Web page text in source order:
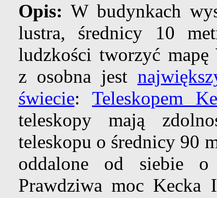
Opis: W budynkach
lustra, średnicy 10
ludzkości tworzyć mapę
z osobna jest
świecie:Teleskopem
teleskopy mają
teleskopu o średnicy 90
oddalone od siebie o
Prawdziwa moc Kecka